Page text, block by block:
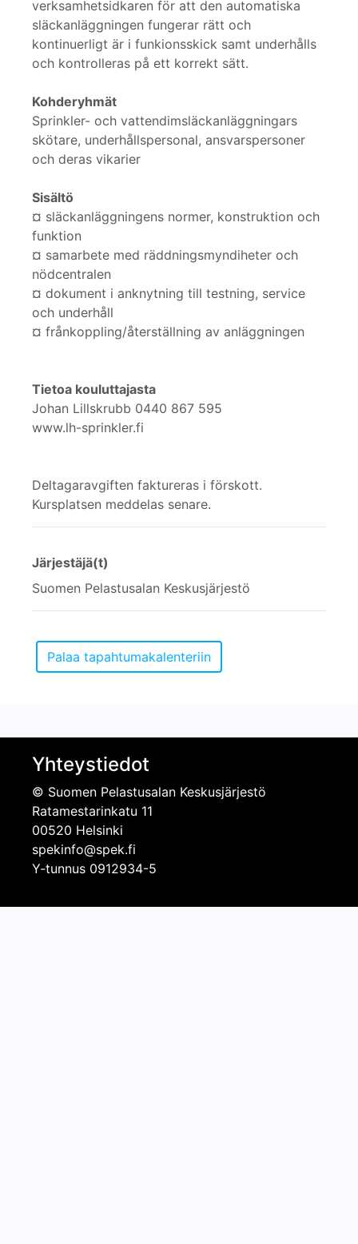
verksamhetsidkaren för att den automatiska
släckanläggningen fungerar rätt och
kontinuerligt är i funkionsskick samt underhålls
och kontrolleras på ett korrekt sätt.
Kohderyhmät
Sprinkler- och vattendimsläckanläggningars
skötare, underhållspersonal, ansvarspersoner
och deras vikarier
Sisältö
¤ släckanläggningens normer, konstruktion och
funktion
¤ samarbete med räddningsmyndiheter och
nödcentralen
¤ dokument i anknytning till testning, service
och underhåll
¤ frånkoppling/återställning av anläggningen
Tietoa kouluttajasta
Johan Lillskrubb 0440 867 595
www.lh-sprinkler.fi
Deltagaravgiften faktureras i förskott.
Kursplatsen meddelas senare.
Järjestäjä(t)
Suomen Pelastusalan Keskusjärjestö
Yhteystiedot
© Suomen Pelastusalan Keskusjärjestö
Ratamestarinkatu 11
00520 Helsinki
spekinfo@spek.fi
Y-tunnus 0912934-5